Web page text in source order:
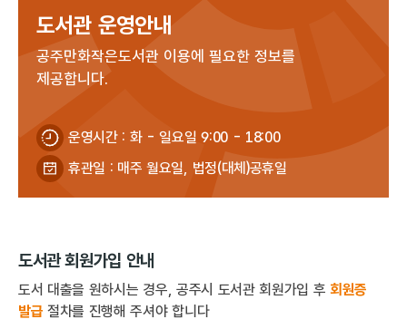
도서관 운영안내
공주만화작은도서관 이용에 필요한 정보를
제공합니다.
운영시간 : 화 - 일요일 9:00 - 18:00
휴관일 : 매주 월요일, 법정(대체)공휴일
도서관 회원가입 안내
도서 대출을 원하시는 경우, 공주시 도서관 회원가입 후회원증
발급 절차를 진행해 주셔야 합니다